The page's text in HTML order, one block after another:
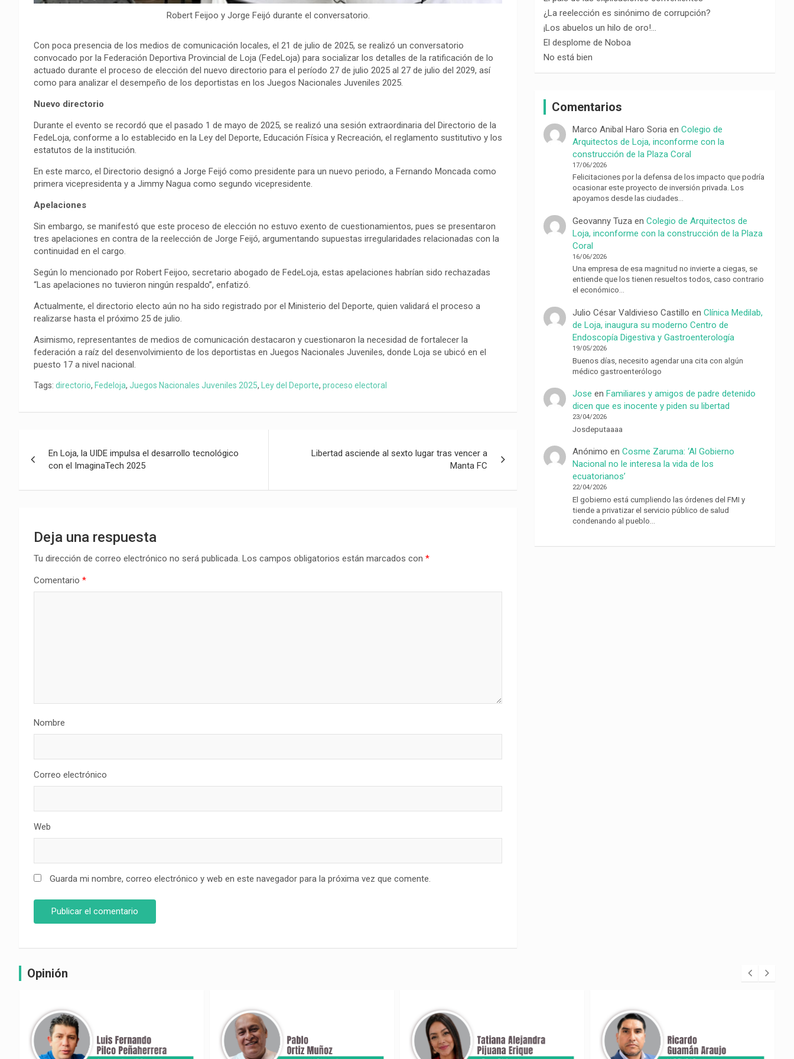
Robert Feijoo y Jorge Feijó durante el conversatorio.
Con poca presencia de los medios de comunicación locales, el 21 de julio de 2025, se realizó un conversatorio
convocado por la Federación Deportiva Provincial de Loja (FedeLoja) para socializar los detalles de la ratificación de lo
actuado durante el proceso de elección del nuevo directorio para el período 27 de julio 2025 al 27 de julio del 2029, así
como para analizar el desempeño de los deportistas en los Juegos Nacionales Juveniles 2025.
Nuevo directorio
Durante el evento se recordó que el pasado 1 de mayo de 2025, se realizó una sesión extraordinaria del Directorio de la
FedeLoja, conforme a lo establecido en la Ley del Deporte, Educación Física y Recreación, el reglamento sustitutivo y los
estatutos de la institución.
En este marco, el Directorio designó a Jorge Feijó como presidente para un nuevo periodo, a Fernando Moncada como
primera vicepresidenta y a Jimmy Nagua como segundo vicepresidente.
Apelaciones
Sin embargo, se manifestó que este proceso de elección no estuvo exento de cuestionamientos, pues se presentaron
tres apelaciones en contra de la reelección de Jorge Feijó, argumentando supuestas irregularidades relacionadas con la
continuidad en el cargo.
Según lo mencionado por Robert Feijoo, secretario abogado de FedeLoja, estas apelaciones habrían sido rechazadas
“Las apelaciones no tuvieron ningún respaldo”, enfatizó.
Actualmente, el directorio electo aún no ha sido registrado por el Ministerio del Deporte, quien validará el proceso a
realizarse hasta el próximo 25 de julio.
Asimismo, representantes de medios de comunicación destacaron y cuestionaron la necesidad de fortalecer la
federación a raíz del desenvolvimiento de los deportistas en Juegos Nacionales Juveniles, donde Loja se ubicó en el
puesto 17 a nivel nacional.
Tags: directorio, Fedeloja, Juegos Nacionales Juveniles 2025, Ley del Deporte, proceso electoral
de
entradas
En Loja, la UIDE impulsa el desarrollo tecnológico
con el ImaginaTech 2025
Libertad asciende al sexto lugar tras vencer a
Manta FC
Deja una respuesta
Tu dirección de correo electrónico no será publicada. Los campos obligatorios están marcados con *
Comentario *
Nombre
Correo electrónico
Web
Guarda mi nombre, correo electrónico y web en este navegador para la próxima vez que comente.
¿La reelección es sinónimo de corrupción?
¡Los abuelos un hilo de oro!…
El desplome de Noboa
No está bien
Comentarios
Marco Anibal Haro Soria enColegio de
Arquitectos de Loja, inconforme con la
construcción de la Plaza Coral
17/06/2026
Felicitaciones por la defensa de los impacto que podría
ocasionar este proyecto de inversión privada. Los
apoyamos desde las ciudades…
Geovanny Tuza enColegio de Arquitectos de
Loja, inconforme con la construcción de la Plaza
Coral
16/06/2026
Una empresa de esa magnitud no invierte a ciegas, se
entiende que los tienen resueltos todos, caso contrario
el económico…
Julio César Valdivieso Castillo enClínica Medilab,
de Loja, inaugura su moderno Centro de
Endoscopía Digestiva y Gastroenterología
19/05/2026
Buenos días, necesito agendar una cita con algún
médico gastroenterólogo
Jose enFamiliares y amigos de padre detenido
dicen que es inocente y piden su libertad
23/04/2026
Josdeputaaaa
Anónimo enCosme Zaruma: ‘Al Gobierno
Nacional no le interesa la vida de los
ecuatorianos’
22/04/2026
El gobierno está cumpliendo las órdenes del FMI y
tiende a privatizar el servicio público de salud
condenando al pueblo…
Opinión